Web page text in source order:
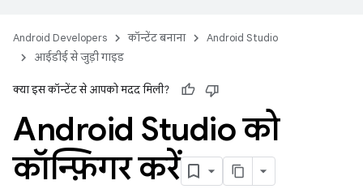
Android Developers कॉन्टेंट बनाना
Android Studio
आईडीई से जुड़ी गाइड
क्या इस कॉन्टेंट से आपको मदद मिली?
Android Studio को
कॉन्फ़िगर करें